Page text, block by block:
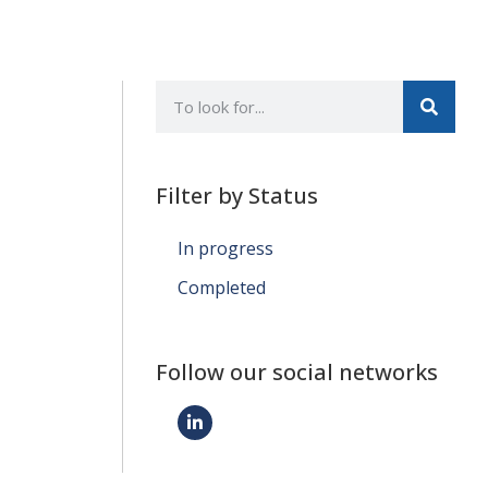
Filter by Status
In progress
Completed
Follow our social networks